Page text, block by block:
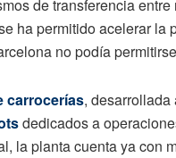
de transferencia
ha permitido acelerar la
no podía
carrocerías,
dedicados a
la planta cuenta ya con